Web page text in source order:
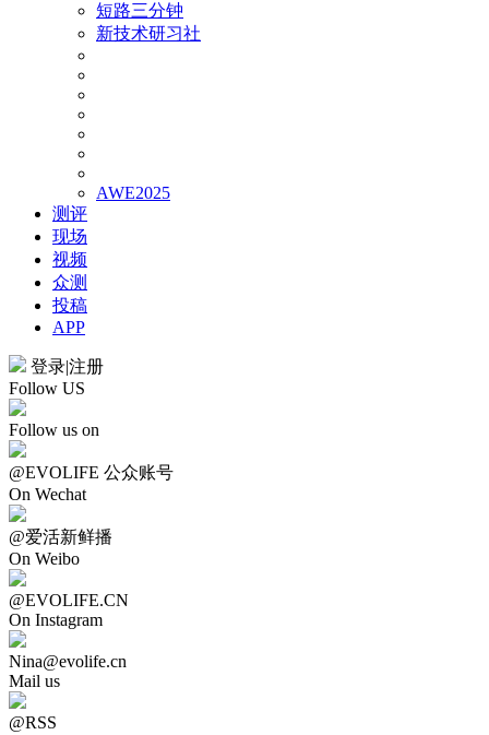
短路三分钟
新技术研习社
AWE2025
测评
现场
视频
众测
投稿
APP
登录|注册
Follow US
Follow us on
@EVOLIFE 公众账号
On Wechat
@爱活新鲜播
On Weibo
@EVOLIFE.CN
On Instagram
Nina@evolife.cn
Mail us
@RSS